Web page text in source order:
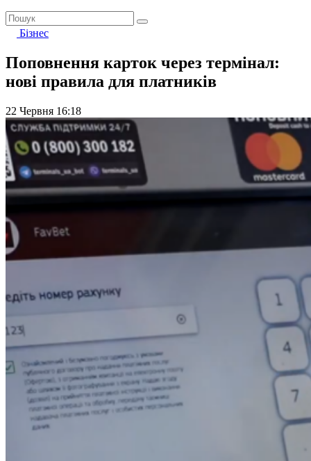
Бізнес
Поповнення карток через термінал:
нові правила для платників
22 Червня 16:18